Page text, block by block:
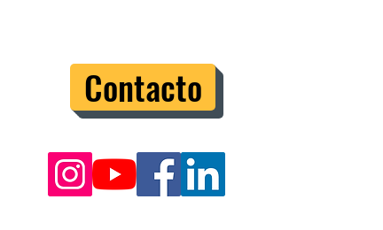
Contacto